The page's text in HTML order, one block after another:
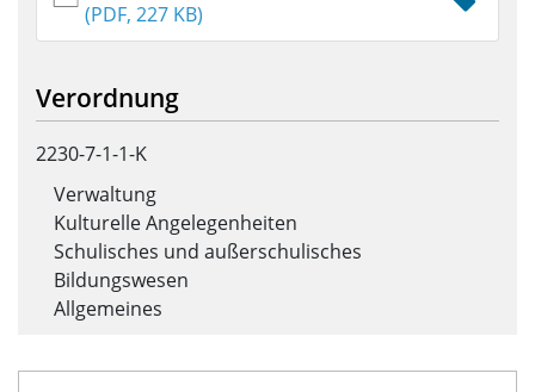
(PDF, 227 KB)
Verordnung
2230-7-1-1-K
Verwaltung
Kulturelle Angelegenheiten
Schulisches und außerschulisches
Bildungswesen
Allgemeines